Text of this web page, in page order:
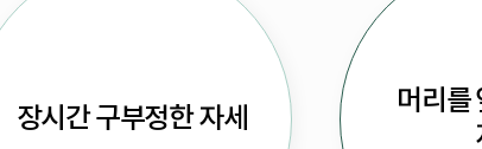
장시간 구부정한 자세
머리를